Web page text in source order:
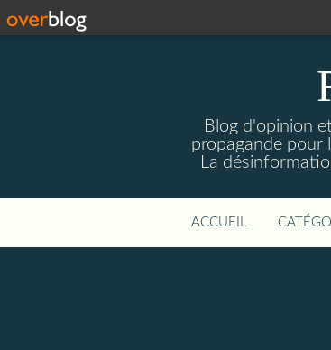
Blog d'opinion
propagande pour
La
ACCUEIL